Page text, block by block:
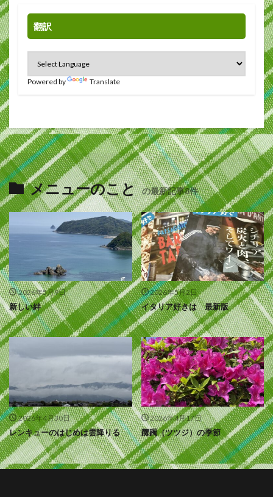
翻訳
Powered by Translate
メニューのこと の最新記事8件
2026年5月9日
新しい絆
2026年5月2日
イタリア好きは 最新版
2026年4月30日
レンキューのはじめは雲降りる
2026年4月17日
躑躅（ツツジ）の季節